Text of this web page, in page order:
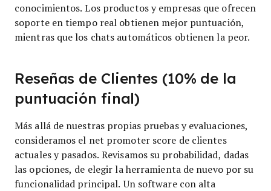
conocimientos. Los productos y empresas que ofrecen
soporte en tiempo real obtienen mejor puntuación,
mientras que los chats automáticos obtienen la peor.
Reseñas de Clientes (10% de la
puntuación final)
Más allá de nuestras propias pruebas y evaluaciones,
consideramos el net promoter score de clientes
actuales y pasados. Revisamos su probabilidad, dadas
las opciones, de elegir la herramienta de nuevo por su
funcionalidad principal. Un software con alta